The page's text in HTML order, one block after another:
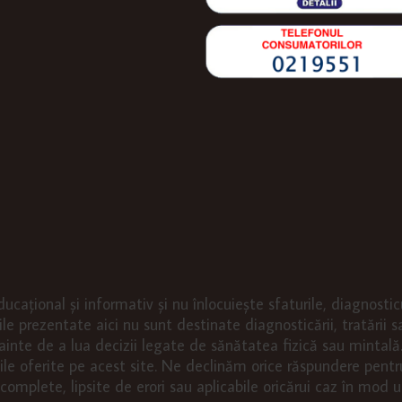
și informativ și nu înlocuiește sfaturile,
prezentate aici nu sunt destinate diagnosticării, tratării
de a lua decizii legate de sănătatea fizică sau
oferite pe acest site. Ne declinăm orice răspundere
lipsite de erori sau aplicabile oricărui caz în mod